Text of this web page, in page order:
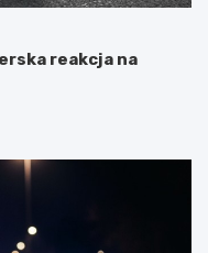
reakcja na